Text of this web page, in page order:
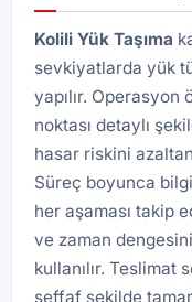
Kolili Yük Taşıma
sevkiyatlarda yük
yapılır. Operasyon
noktası detaylı
hasar riskini
Süreç boyunca
her aşaması takip
ve zaman
kullanılır. Teslimat
şeffaf şekilde